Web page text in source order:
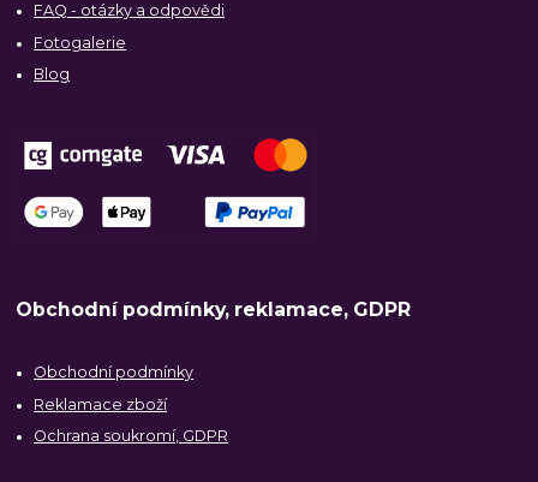
FAQ - otázky a odpovědi
Fotogalerie
Blog
Obchodní podmínky, reklamace, GDPR
Obchodní podmínky
Reklamace zboží
Ochrana soukromí, GDPR